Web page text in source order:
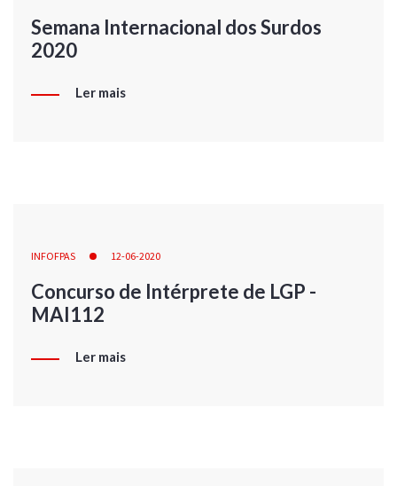
Semana Internacional dos Surdos
2020
Ler mais
INFOFPAS 12-06-2020
Concurso de Intérprete de LGP -
MAI112
Ler mais